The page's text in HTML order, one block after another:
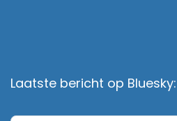
Laatste bericht op Bluesky: